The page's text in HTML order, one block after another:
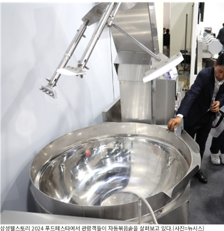
삼성웰스토리 2024 푸드페스타에서 관람객들이 자동볶음솥을 살펴보고 있다.(사진=뉴시스)